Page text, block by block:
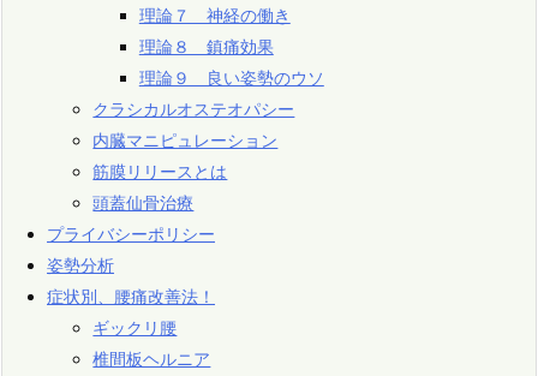
理論７ 神経の働き
理論８ 鎮痛効果
理論９ 良い姿勢のウソ
クラシカルオステオパシー
内臓マニピュレーション
筋膜リリースとは
頭蓋仙骨治療
プライバシーポリシー
姿勢分析
症状別、腰痛改善法！
ギックリ腰
椎間板ヘルニア